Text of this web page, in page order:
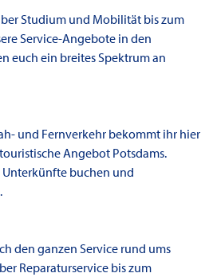
Studium und Mobilität bis zum
Service-Angebote in den
euch ein breites Spektrum an
und Fernverkehr bekommt ihr hier
Angebot Potsdams.
buchen und
den ganzen Service rund ums
Reparaturservice bis zum